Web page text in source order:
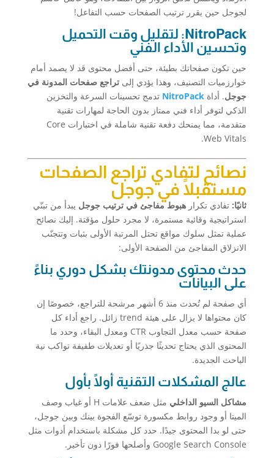
لجوجل حين يقرر ترتيب الصفحات حسب التفاعل!
NitroPack: لتقليل وقت التحميل
وتحسين الأداء الفني
حين تكون صفحاتك بطيئة، حتى أفضل محتوى قد لا يصمد أمام
خوارزميات التصنيف، وهذا يؤدي إلى تراجع صفحات المدونة في
جوجل. أداة NitroPack تدمج تحسينات السرعة والتخزين
الذكي لتوفر أداء فني ممتاز بدون الحاجة لمهارات تقنية
متقدمة، مما يمنحك دفعة تقنية شاملة في اختبارات Core
Web Vitals.
نصائح لتفادي تراجع الصفحات
مستقبلًا في جوجل
ثانيًا: تفادي تكرار هبوط مفاجئ في ترتيب جوجل يبدأ من تبنّي
استراتيجية وقائية مستمرة، لا مجرد حلول مؤقتة. إليك نصائح
عملية تمثل سلوك مواقع تحتل المرتبة الأولى بثبات وتتجنّب
الانزلاق المفاجئ من الصفحة الأولى:
حدث محتوى مدونتك بشكل دوري بناءً
على البيانات
أي صفحة لم تُحدث منذ 6 أشهر مرشحة للتراجع، خصوصًا إن
كان محتواها لا يزال على هيئة trend زائل. راجع أداء كل
صفحة حسب معدل التجاوب CTR ومعدل البقاء، وحدد ما
المحتوى الذي يحتاج تحديثًا جذريًا أو تعديلات طفيفة تواكب نية
الباحث الجديدة.
عالج المشكلات التقنية أولًا بأول
مشاكل السيو الداخلي
مثل ضعف علامات H أو غياب وصف
الميتا أو وجود روابط مكسورة توسّع الفجوة بينك وبين جوجل،
حتى لو بدا المحتوى جيدًا. حدد كل مشكلة باستخدام أدوات مثل
Google Search Console وأصلحها فورًا دون تأخير.